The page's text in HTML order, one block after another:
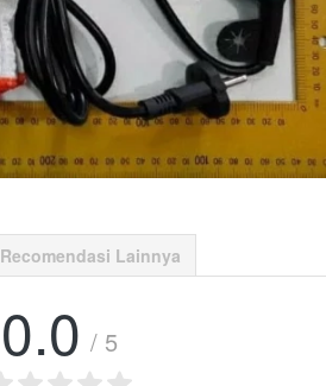
Recomendasi Lainnya
0.0 / 5